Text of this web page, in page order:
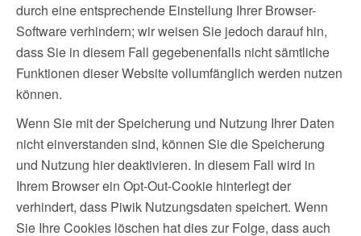
durch eine entsprechende Einstellung Ihrer Browser-
Software verhindern; wir weisen Sie jedoch darauf hin,
dass Sie in diesem Fall gegebenenfalls nicht sämtliche
Funktionen dieser Website vollumfänglich werden nutzen
können.
Wenn Sie mit der Speicherung und Nutzung Ihrer Daten
nicht einverstanden sind, können Sie die Speicherung
und Nutzung hier deaktivieren. In diesem Fall wird in
Ihrem Browser ein Opt-Out-Cookie hinterlegt der
verhindert, dass Piwik Nutzungsdaten speichert. Wenn
Sie Ihre Cookies löschen hat dies zur Folge, dass auch